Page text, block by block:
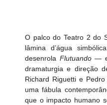
O palco do Teatro 2 do
lâmina d’água
desenrola Flutuando —
dramaturgia e direção
Richard Riguetti e
uma fábula
que o impacto humano